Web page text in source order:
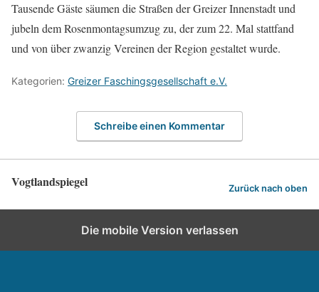
Tausende Gäste säumen die Straßen der Greizer Innenstadt und
jubeln dem Rosenmontagsumzug zu, der zum 22. Mal stattfand
und von über zwanzig Vereinen der Region gestaltet wurde.
Kategorien: Greizer Faschingsgesellschaft e.V.
Schreibe einen Kommentar
Vogtlandspiegel Zurück nach oben
Die mobile Version verlassen